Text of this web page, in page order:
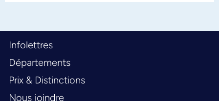
Infolettres
Départements
Prix & Distinctions
Nous joindre